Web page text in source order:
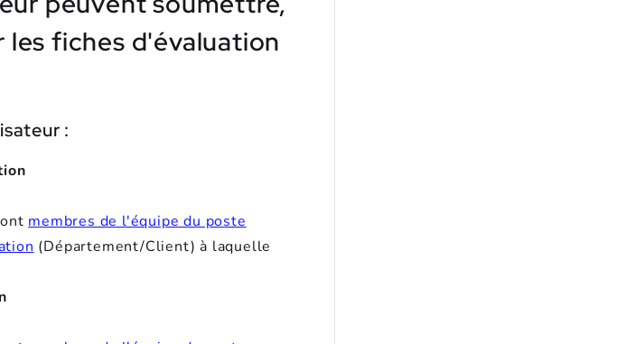
fiches d'évaluation
:
membres de l'équipe du poste
(Département/Client) à laquelle